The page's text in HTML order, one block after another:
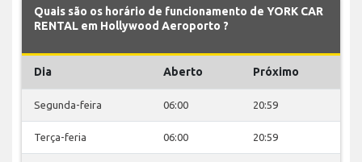
Quais são os horário de funcionamento de YORK CAR
RENTAL em Hollywood Aeroporto ?
Dia Aberto Próximo
Segunda-feira 06:00 20:59
Terça-feria 06:00 20:59